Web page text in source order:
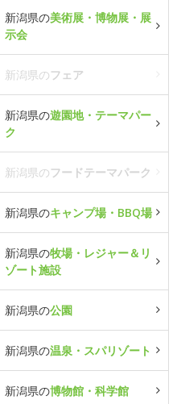
新潟県の美術展・博物展・展
示会
新潟県のフェア
新潟県の遊園地・テーマパー
ク
新潟県のフードテーマパーク
新潟県のキャンプ場・BBQ場
新潟県の牧場・レジャー＆リ
ゾート施設
新潟県の公園
新潟県の温泉・スパリゾート
新潟県の博物館・科学館